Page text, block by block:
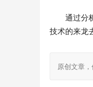
通过分析
技术的来龙
原创文章